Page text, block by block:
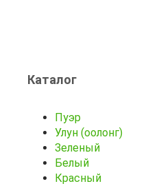
Каталог
Пуэр
Улун (оолонг)
Зеленый
Белый
Красный